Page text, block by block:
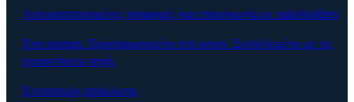
Αυτοματοποιημένες αναφορές και επικοινωνία με stakeholders
Ένα prompt. Προσαρμοσμένο στο κοινό. Συνδεδεμένο με τις
συναντήσεις-πηγή.
Εντοπισμός απόκλισης